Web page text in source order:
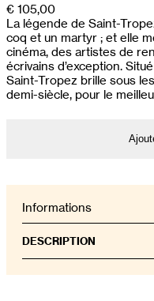
€ 105,00
La légende de Saint-
coq et un martyr ; et elle
cinéma, des artistes de
écrivains d’exception.
Saint-Tropez brille sous
demi-siècle, pour le
Informations
DESCRIPTION
La légende de Saint-